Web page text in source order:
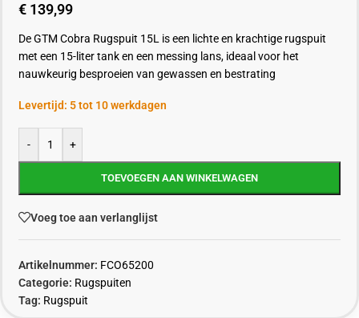
€ 139,99
De GTM Cobra Rugspuit 15L is een lichte en krachtige rugspuit
met een 15-liter tank en een messing lans, ideaal voor het
nauwkeurig besproeien van gewassen en bestrating
Levertijd: 5 tot 10 werkdagen
- +
TOEVOEGEN AAN WINKELWAGEN
Voeg toe aan verlanglijst
Artikelnummer: FCO65200
Categorie: Rugspuiten
Tag: Rugspuit